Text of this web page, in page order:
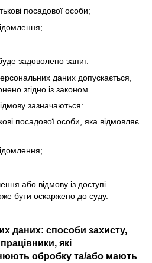
посадової особи;
задоволено запит.
даних допускається,
згідно із законом.
зазначаються:
посадової особи, яка відмовляє
або відмову із доступі
бути оскаржено до суду.
даних: способи захисту,
які
обробку та/або мають